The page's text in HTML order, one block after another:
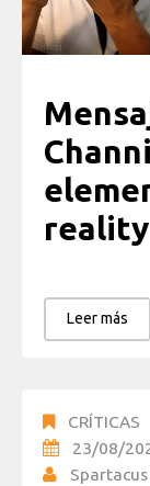
reality
Leer más
CRÍTICAS
23/08/